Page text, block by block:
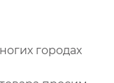
городах